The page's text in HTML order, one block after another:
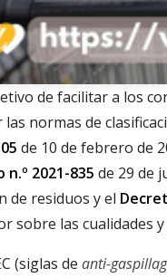
de facilitar a los
normas de
de 10 de febrero de
n.º 2021-835 de 29 de
de residuos y el
sobre las cualidades
(siglas deanti-